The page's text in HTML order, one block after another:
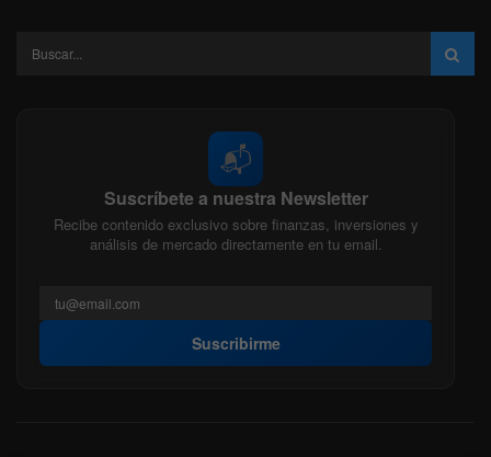
📬
Suscríbete a nuestra Newsletter
Recibe contenido exclusivo sobre finanzas, inversiones y
análisis de mercado directamente en tu email.
Suscribirme